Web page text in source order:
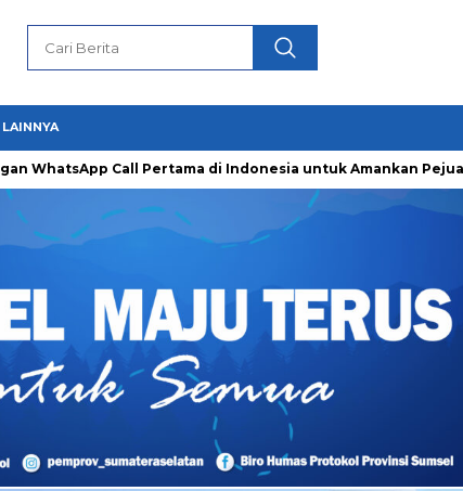
LAINNYA
Call Pertama di Indonesia untuk Amankan Pejuang Ramadan